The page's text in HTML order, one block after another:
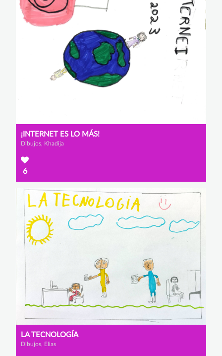
¡INTERNET ES LO MÁS!
Dibujos, Khadija
6
LA TECNOLOGÍA
Dibujos, Elias